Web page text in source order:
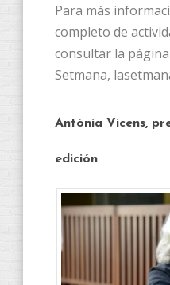
Para más
completo de
consultar la
Setmana,
Antònia Vicens,
edición